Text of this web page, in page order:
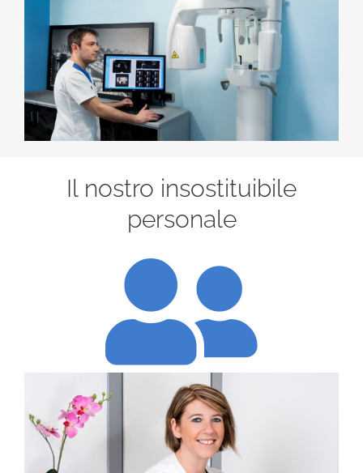
Il nostro insostituibile
personale